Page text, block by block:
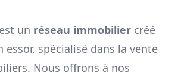
un réseau immobilier créé
essor, spécialisé dans la vente
Nous offrons à nos